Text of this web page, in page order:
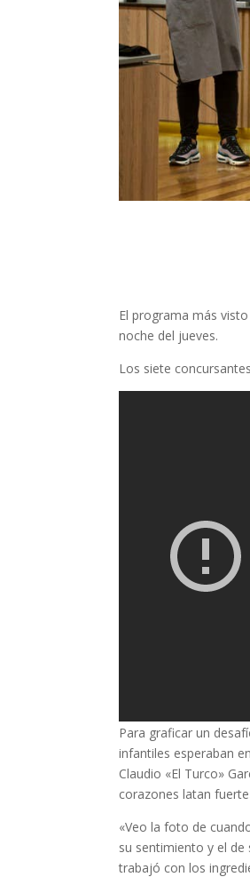
El programa más
noche del jueves.
Los siete
Para graficar un
infantiles esperaban
Claudio «El Turco»
corazones latan
«Veo la foto de
su sentimiento y el
trabajó con los